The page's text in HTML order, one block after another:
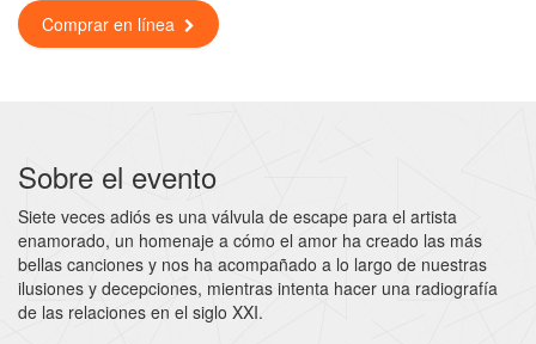
Comprar en línea
Sobre el evento
Siete veces adiós es una válvula de escape para el artista
enamorado, un homenaje a cómo el amor ha creado las más
bellas canciones y nos ha acompañado a lo largo de nuestras
ilusiones y decepciones, mientras intenta hacer una radiografía
de las relaciones en el siglo XXI.